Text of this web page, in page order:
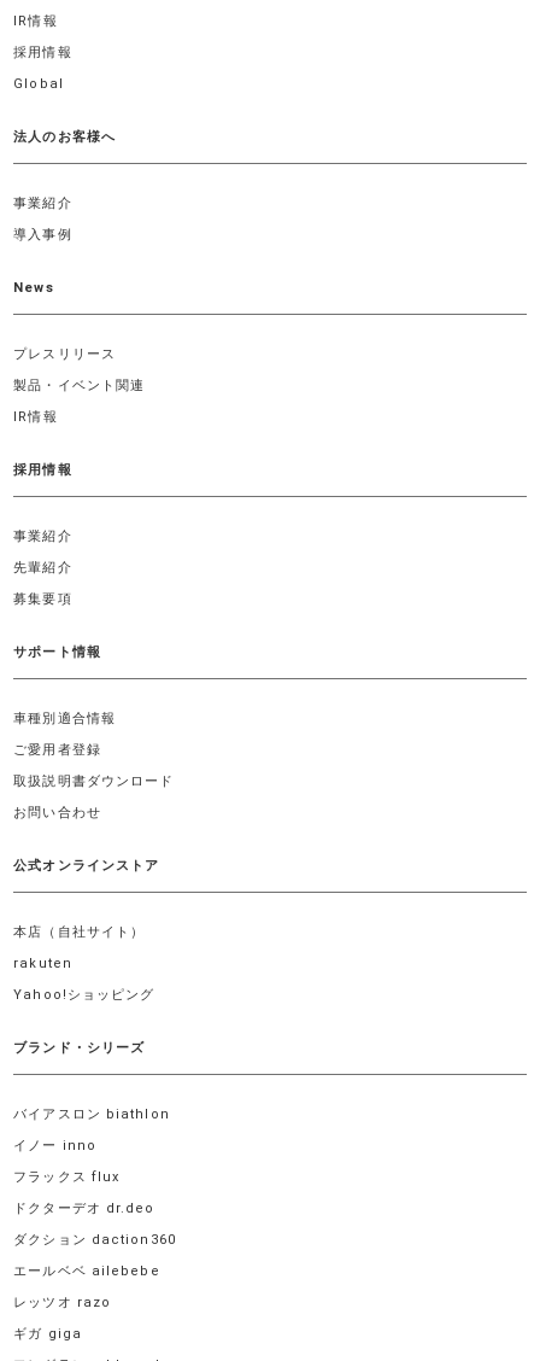
IR情報
採用情報
Global
法人のお客様へ
事業紹介
導入事例
News
プレスリリース
製品・イベント関連
IR情報
採用情報
事業紹介
先輩紹介
募集要項
サポート情報
車種別適合情報
ご愛用者登録
取扱説明書ダウンロード
お問い合わせ
公式オンラインストア
本店（自社サイト）
rakuten
Yahoo!ショッピング
ブランド・シリーズ
バイアスロン biathlon
イノー inno
フラックス flux
ドクターデオ dr.deo
ダクション daction360
エールベベ ailebebe
レッツオ razo
ギガ giga